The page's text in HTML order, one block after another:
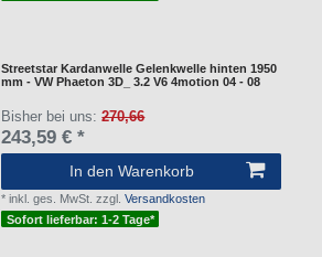
Streetstar Kardanwelle Gelenkwelle hinten 1950
mm - VW Phaeton 3D_ 3.2 V6 4motion 04 - 08
Bisher bei uns:270,66
243,59 € *
In den Warenkorb
*inkl. ges. MwSt. zzgl.Versandkosten
Sofort lieferbar: 1-2 Tage*